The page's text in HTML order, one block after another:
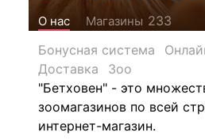
О нас Магазины 233
Бонусная система
Доставка
Зоо
"Бетховен" - это
зоомагазинов по всей
интернет-магазин.